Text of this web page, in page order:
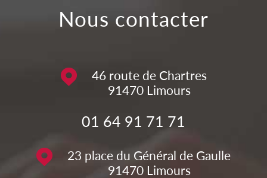
nous contacter
46 route de Chartres
91470 Limours
01 64 91 71 71
23 place du Général de Gaulle
91470 Limours